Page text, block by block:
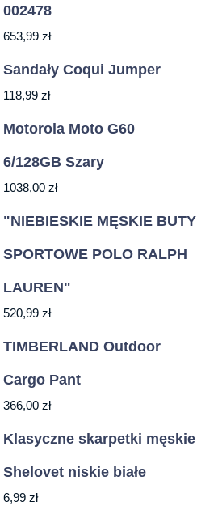
002478
653,99 zł
Sandały Coqui Jumper
118,99 zł
Motorola Moto G60
6/128GB Szary
1038,00 zł
"NIEBIESKIE MĘSKIE BUTY
SPORTOWE POLO RALPH
LAUREN"
520,99 zł
TIMBERLAND Outdoor
Cargo Pant
366,00 zł
Klasyczne skarpetki męskie
Shelovet niskie białe
6,99 zł